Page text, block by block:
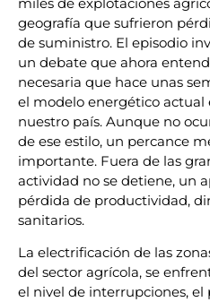
geografía que sufrieron
de suministro. El episodio
un debate que ahora
necesaria que hace unas
el modelo energético actual
nuestro país. Aunque no
de ese estilo, un percance
importante. Fuera de las
actividad no se detiene, un
pérdida de productividad,
sanitarios.
La electrificación de las
del sector agrícola, se
el nivel de interrupciones, el